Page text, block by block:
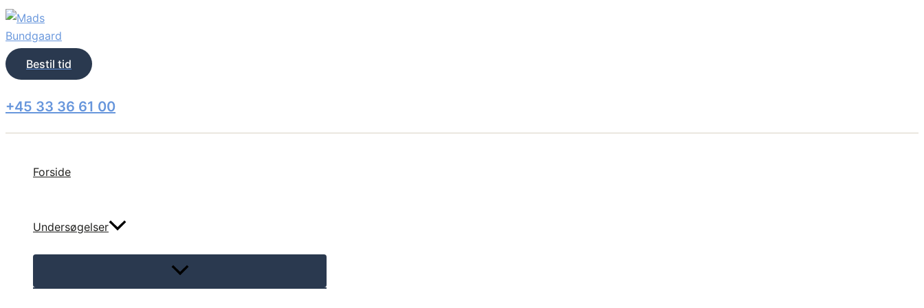
Skip
to
content
Bestil tid
+45 33 36 61 00
Forside
Undersøgelser
Menu